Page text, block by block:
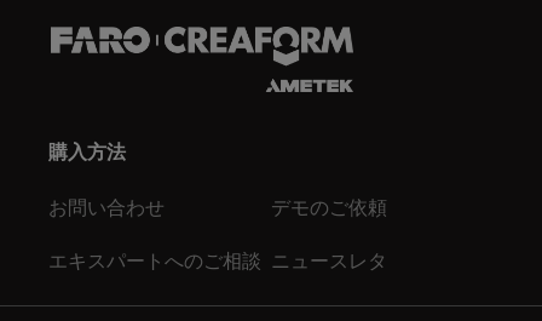
購入方法
お問い合わせ デモのご依頼
エキスパートへのご相談 ニュースレタ